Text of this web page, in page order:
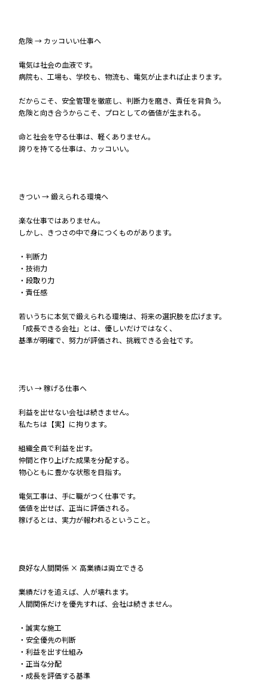
危険 → カッコいい仕事へ
電気は社会の血液です。
病院も、工場も、学校も、物流も、電気が止まれば止まります。
だからこそ、安全管理を徹底し、判断力を磨き、責任を背負う。
危険と向き合うからこそ、プロとしての価値が生まれる。
命と社会を守る仕事は、軽くありません。
誇りを持てる仕事は、カッコいい。
きつい → 鍛えられる環境へ
楽な仕事ではありません。
しかし、きつさの中で身につくものがあります。
・判断力
・技術力
・段取り力
・責任感
若いうちに本気で鍛えられる環境は、将来の選択肢を広げます。
「成長できる会社」とは、優しいだけではなく、
基準が明確で、努力が評価され、挑戦できる会社です。
汚い → 稼げる仕事へ
利益を出せない会社は続きません。
私たちは【実】に拘ります。
組織全員で利益を出す。
仲間と作り上げた成果を分配する。
物心ともに豊かな状態を目指す。
電気工事は、手に職がつく仕事です。
価値を出せば、正当に評価される。
稼げるとは、実力が報われるということ。
良好な人間関係 × 高業績は両立できる
業績だけを追えば、人が壊れます。
人間関係だけを優先すれば、会社は続きません。
・誠実な施工
・安全優先の判断
・利益を出す仕組み
・正当な分配
・成長を評価する基準